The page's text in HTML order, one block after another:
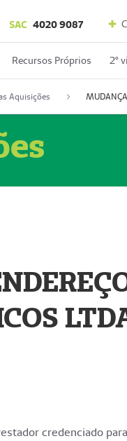
SAC 4020 9087
Recursos Próprios 2º
Aquisições
credenciado